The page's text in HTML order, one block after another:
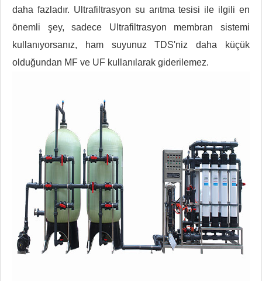
daha fazladır. Ultrafiltrasyon su arıtma tesisi ile ilgili en
önemli şey, sadece Ultrafiltrasyon membran sistemi
kullanıyorsanız, ham suyunuz TDS'niz daha küçük
olduğundan MF ve UF kullanılarak giderilemez.